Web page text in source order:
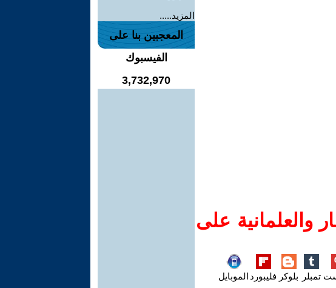
والعلمانية على
تمبلر بلوكر فليبورد الموبايل
المزيد.....
المعجبين بنا على
الفيسبوك
3,732,970